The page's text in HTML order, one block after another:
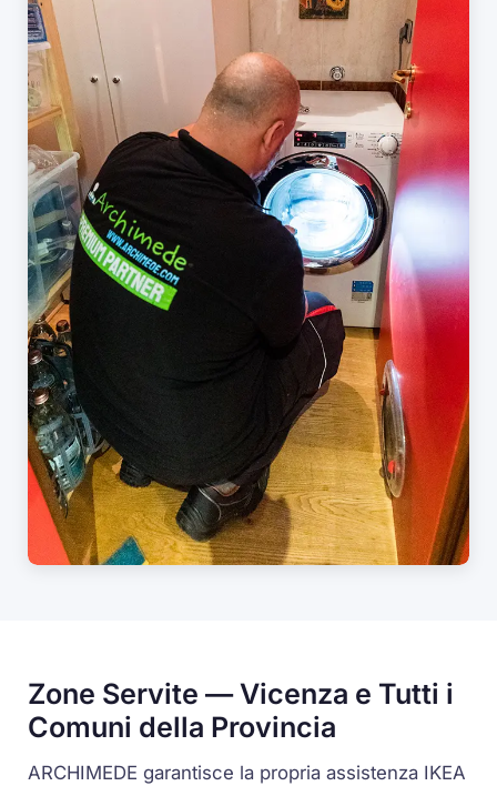
Zone Servite — Vicenza e Tutti i
Comuni della Provincia
ARCHIMEDE garantisce la propria assistenza IKEA